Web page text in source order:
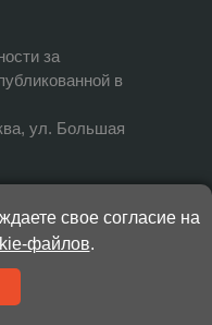
за
в
ул. Большая
«Труд»
«Труд»
Симонов
свое согласие на
файлов.